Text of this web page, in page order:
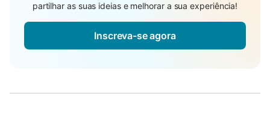
partilhar as suas ideias e melhorar a sua experiência!
Inscreva-se agora